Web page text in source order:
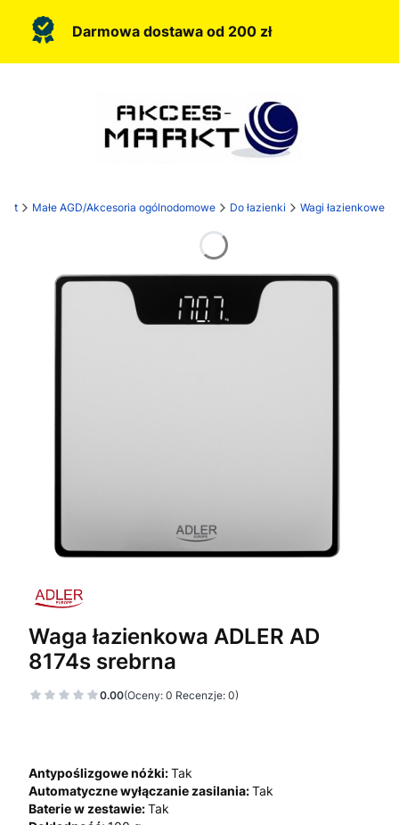
Darmowa dostawa od 200 zł
Małe AGD/Akcesoria ogólnodomowe Do łazienki Wagi łazienkowe
Waga łazienkowa ADLER AD
8174s srebrna
0.00(Oceny: 0 Recenzje: 0)
Antypoślizgowe nóżki:Tak
Automatyczne wyłączanie zasilania:Tak
Baterie w zestawie:Tak